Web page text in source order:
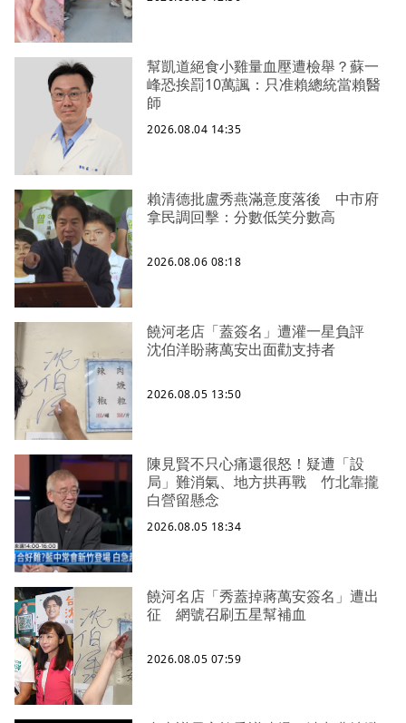
幫凱道絕食小雞量血壓遭檢舉？蘇一
峰恐挨罰10萬諷：只准賴總統當賴醫
師
2026.08.04 14:35
賴清德批盧秀燕滿意度落後 中市府
拿民調回擊：分數低笑分數高
2026.08.06 08:18
饒河老店「蓋簽名」遭灌一星負評
沈伯洋盼蔣萬安出面勸支持者
2026.08.05 13:50
陳見賢不只心痛還很怒！疑遭「設
局」難消氣、地方拱再戰 竹北靠攏
白營留懸念
2026.08.05 18:34
饒河名店「秀蓋掉蔣萬安簽名」遭出
征 網號召刷五星幫補血
2026.08.05 07:59